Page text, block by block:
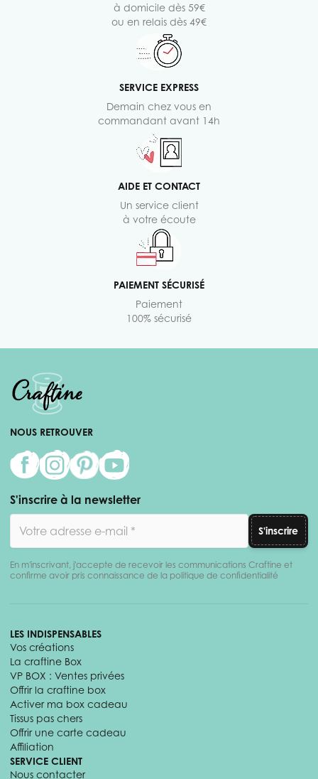
à domicile dès 59€
ou en relais dès 49€
SERVICE EXPRESS
Demain chez vous en
commandant avant 14h
AIDE ET CONTACT
Un service client
à votre écoute
PAIEMENT SÉCURISÉ
Paiement
100% sécurisé
NOUS RETROUVER
S'inscrire à la newsletter
S'inscrire
En m'inscrivant, j'accepte de recevoir les communications Craftine et
confirme avoir pris connaissance de la politique de confidentialité
LES INDISPENSABLES
Vos créations
La craftine Box
VP BOX : Ventes privées
Offrir la craftine box
Activer ma box cadeau
Tissus pas chers
Offrir une carte cadeau
Affiliation
SERVICE CLIENT
Nous contacter